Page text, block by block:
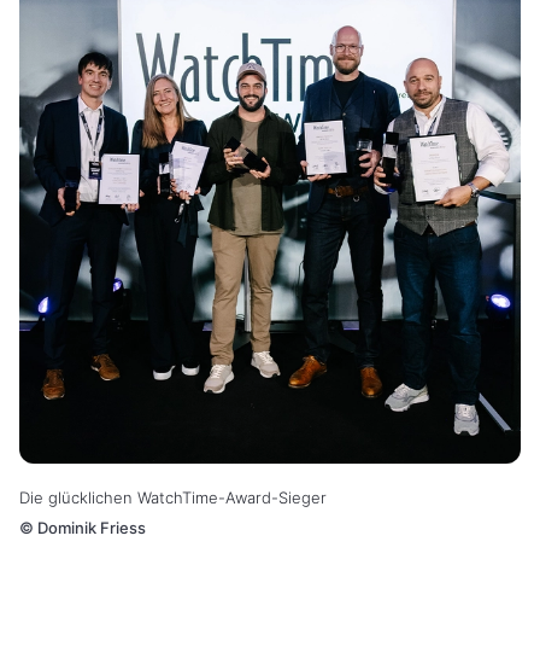
Die glücklichen WatchTime-Award-Sieger
© Dominik Friess